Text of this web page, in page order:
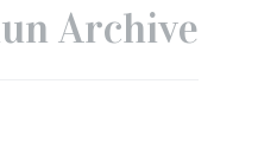
Archive